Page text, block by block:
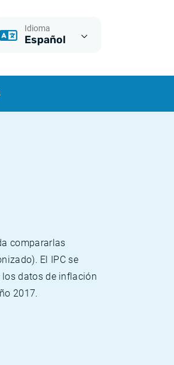
Idioma
Español
compararlas
El IPC se
datos de inflación
2017.